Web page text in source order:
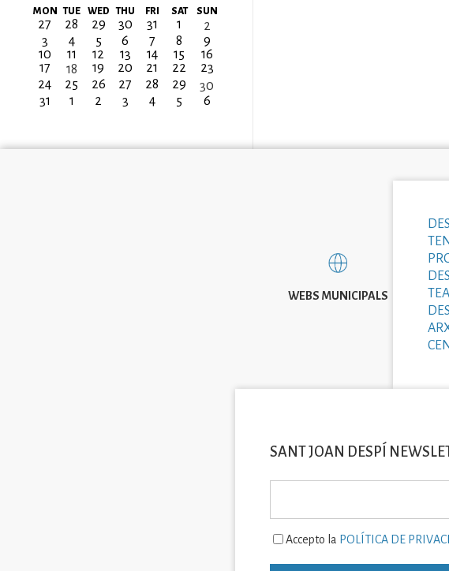
Pagination
MON TUE WED THU FRI SAT SUN
27 28 29 30 31 1
2
3
4 5 6 7 8
9
10
11 12 13 14 15
16
17
18 19 20 21 22
23
24
25 26 27 28 29
30
31
1 2 3 4 5 6
WEBS MUNICIPALS
SANT JOAN DESPÍ
Accepto la POLÍTICA DE